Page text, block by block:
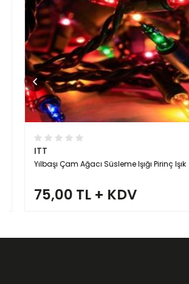
Yılbaşı Çam Ağacı Süsleme Işığı Pirinç Işık
75,00 TL + KDV